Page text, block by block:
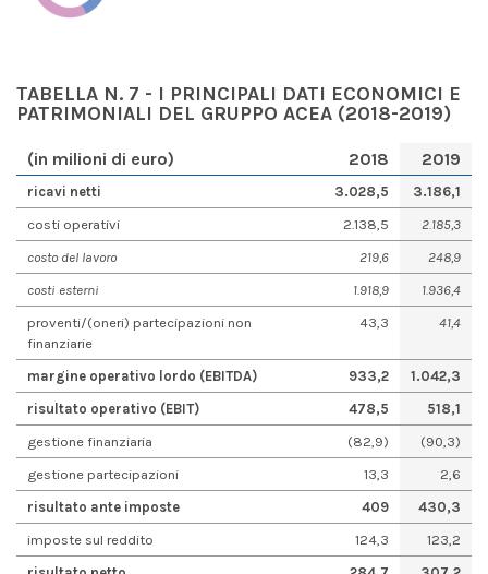
TABELLA N. 7 - I PRINCIPALI DATI ECONOMICI E
PATRIMONIALI DEL GRUPPO ACEA (2018-2019)
(in milioni di euro) 2018 2019
ricavi netti 3.028,5
3.186,1
costi operativi
2.138,5
2.185,3
costo del lavoro
219,6
248,9
costi esterni
1.918,9
1.936,4
proventi/(oneri) partecipazioni non
finanziarie
43,3 41,4
margine operativo lordo (EBITDA) 933,2
1.042,3
risultato operativo (EBIT)
478,5
518,1
gestione finanziaria
(82,9)
(90,3)
gestione partecipazioni
13,3
2,6
risultato ante imposte
409
430,3
imposte sul reddito
124,3
123,2